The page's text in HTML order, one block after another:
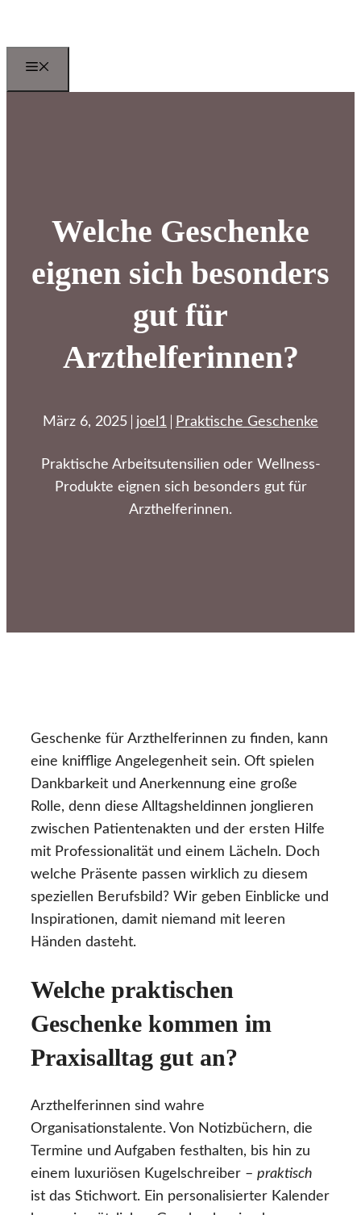
springen
Welche Geschenke
eignen sich besonders
gut für
Arzthelferinnen?
März 6, 2025 joel1 Praktische Geschenke
Praktische Arbeitsutensilien oder Wellness-
Produkte eignen sich besonders gut für
Arzthelferinnen.
Geschenke für Arzthelferinnen zu finden, kann
eine knifflige Angelegenheit sein. Oft spielen
Dankbarkeit und Anerkennung eine große
Rolle, denn diese Alltagsheldinnen jonglieren
zwischen Patientenakten und der ersten Hilfe
mit Professionalität und einem Lächeln. Doch
welche Präsente passen wirklich zu diesem
speziellen Berufsbild? Wir geben Einblicke und
Inspirationen, damit niemand mit leeren
Händen dasteht.
Welche praktischen
Geschenke kommen im
Praxisalltag gut an?
Arzthelferinnen sind wahre
Organisationstalente. Von Notizbüchern, die
Termine und Aufgaben festhalten, bis hin zu
einem luxuriösen Kugelschreiber – praktisch
ist das Stichwort. Ein personalisierter Kalender